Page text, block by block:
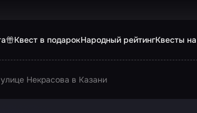
Квест в подарокНародный рейтингКвесты
Некрасова в Казани